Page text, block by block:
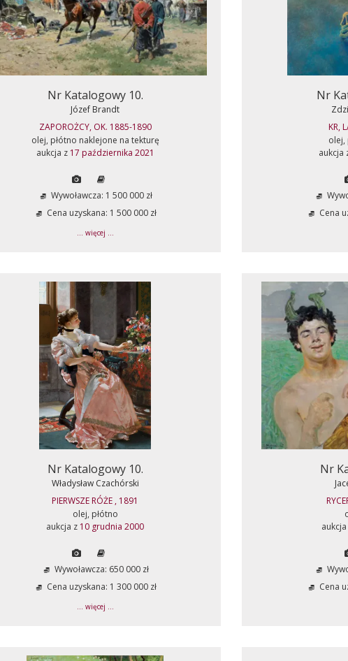
Nr Katalogowy 10.
Józef Brandt
ZAPOROŻCY, OK. 1885-1890
olej, płótno naklejone na tekturę
aukcja z 17 października 2021
Wywoławcza: 1 500 000 zł
Cena uzyskana: 1 500 000 zł
... więcej ...
Nr
KR,
olej,
aukcja
Cena
Nr Katalogowy 10.
Władysław Czachórski
PIERWSZE RÓŻE , 1891
olej, płótno
aukcja z 10 grudnia 2000
Wywoławcza: 650 000 zł
Cena uzyskana: 1 300 000 zł
... więcej ...
Nr
Cena